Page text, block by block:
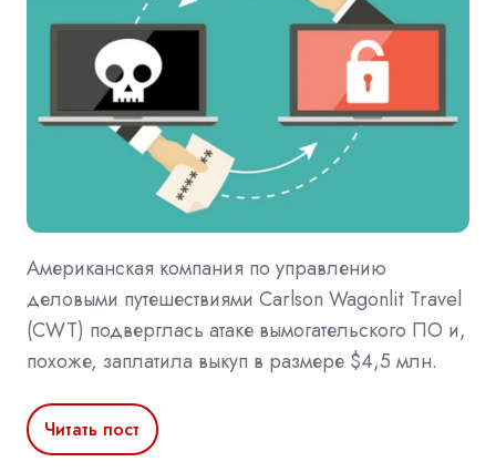
Американская компания по управлению
деловыми путешествиями Carlson Wagonlit Travel
(CWT) подверглась атаке вымогательского ПО и,
похоже, заплатила выкуп в размере $4,5 млн.
Читать пост